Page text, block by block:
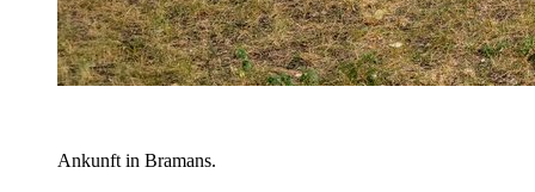
Ankunft in Bramans.